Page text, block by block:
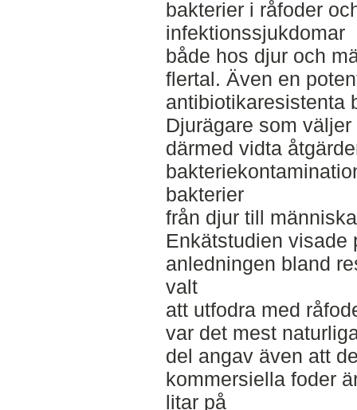
bakterier i råfoder
infektionssjukdomar
både hos djur och
flertal. Även en
antibiotikaresistenta
Djurägare som
därmed vidta
bakterier
från djur till
Enkätstudien visade
anledningen bland
valt
att utfodra med
var det mest
del angav även att
kommersiella foder
litar på